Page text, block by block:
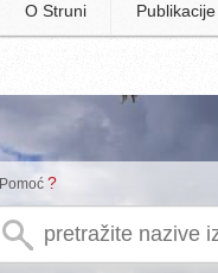
O Struni Publikacije
Pomoć ?